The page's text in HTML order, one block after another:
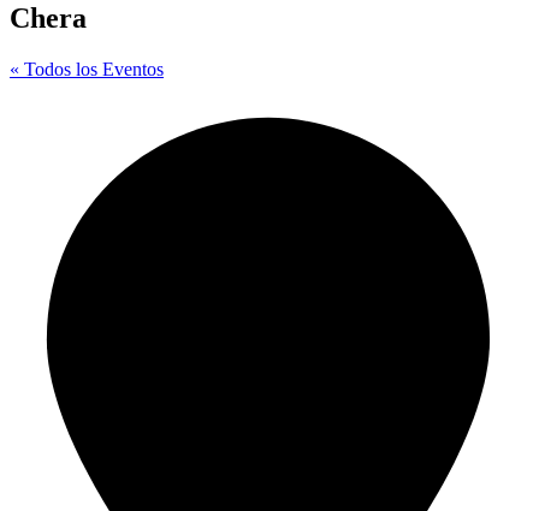
Chera
« Todos los Eventos